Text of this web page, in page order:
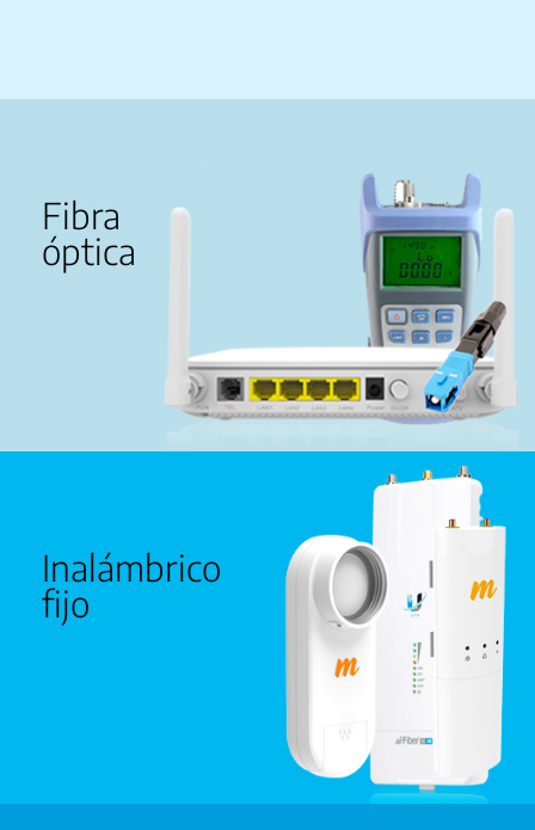
Fibra
óptica
Inalámbrico
fijo